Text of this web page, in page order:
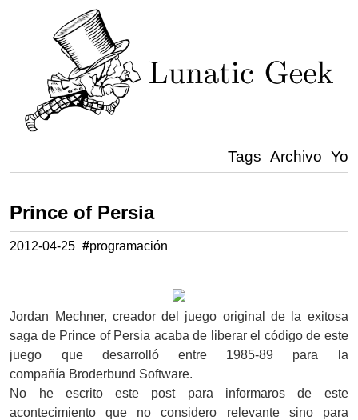
Tags Archivo Yo
Prince of Persia
2012-04-25 #programación
Jordan Mechner, creador del juego original de la exitosa
saga de Prince of Persia acaba de liberar el código de este
juego que desarrolló entre 1985-89 para la
compañía Broderbund Software.
No he escrito este post para informaros de este
acontecimiento que no considero relevante sino para